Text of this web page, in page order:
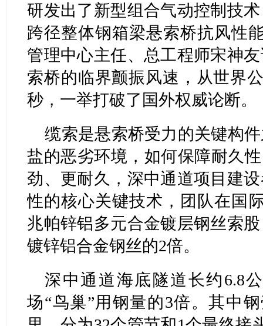
研发出了新型组合气动控制技
跨径整体钢箱梁悬索桥抗风性
管理中心主任、总工程师宋神
索桥的临界颤振风速，从世界
秒，一举打破了国外权威论断。
缆索是悬索桥受力的关键构
盐的恶劣环境，如何保障耐久
劲、更耐久，深中通道项目建
性的核心关键技术，团队在国
兆帕锌铝多元合金镀层钢丝索
镀锌铝合金钢丝的2倍。
深中通道海底隧道长约6.8
场“鸟巢”用钢量的3倍。其中